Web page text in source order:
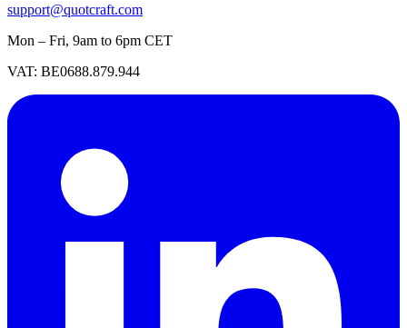
support@quotcraft.com
Mon – Fri, 9am to 6pm CET
VAT: BE0688.879.944